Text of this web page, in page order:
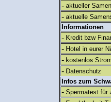
- aktueller
- aktuelle
Informationen
- Kredit bzw
- Hotel in eurer
- kostenlos
- Datenschutz
Infos zum
- Spermatest für